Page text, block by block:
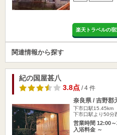
楽天トラベルの
関連情報から探す
紀の国屋甚八
3.8点/ 4 件
奈良県 / 吉野郡
下市口駅15.45km
下市口駅より50
営業時間 12:00
入浴料金 ～